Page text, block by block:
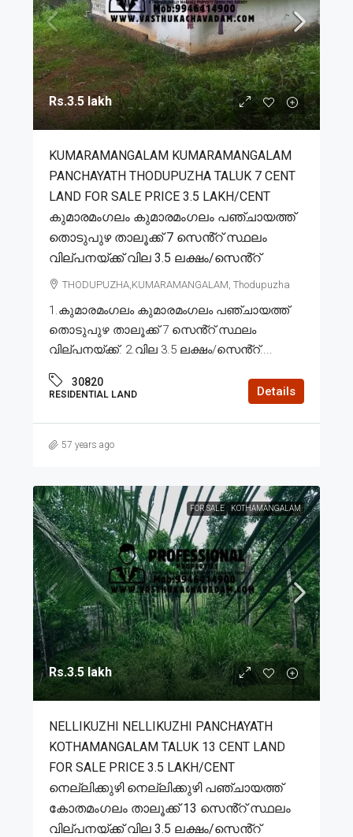
Rs.3.5 lakh
KUMARAMANGALAM KUMARAMANGALAM
PANCHAYATH THODUPUZHA TALUK 7 CENT
LAND FOR SALE PRICE 3.5 LAKH/CENT
കുമാരമംഗലം കുമാരമംഗലം പഞ്ചായത്ത്
തൊടുപുഴ താലൂക്ക് 7 സെൻ്റ് സ്ഥലം
വില്പനയ്ക്ക് വില 3.5 ലക്ഷം/സെൻ്റ്
THODUPUZHA,KUMARAMANGALAM, Thodupuzha
1.കുമാരമംഗലം കുമാരമംഗലം പഞ്ചായത്ത്
തൊടുപുഴ താലൂക്ക് 7 സെൻ്റ് സ്ഥലം
വില്പനയ്ക്ക്. 2.വില 3.5 ലക്ഷം/സെൻ്റ്....
30820
RESIDENTIAL LAND Details
57 years ago
FOR SALE KOTHAMANGALAM
Rs.3.5 lakh
NELLIKUZHI NELLIKUZHI PANCHAYATH
KOTHAMANGALAM TALUK 13 CENT LAND
FOR SALE PRICE 3.5 LAKH/CENT
നെല്ലിക്കുഴി നെല്ലിക്കുഴി പഞ്ചായത്ത്
കോതമംഗലം താലൂക്ക് 13 സെൻ്റ് സ്ഥലം
വില്പനയ്ക്ക് വില 3.5 ലക്ഷം/സെൻ്റ്